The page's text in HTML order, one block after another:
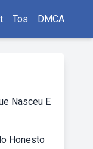
Tos DMCA
Nasceu E
Honesto